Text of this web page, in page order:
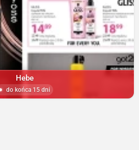
Hebe
do końca 15 dni